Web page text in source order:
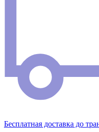
Бесплатная доставка до